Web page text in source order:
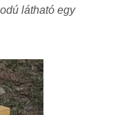
látható egy